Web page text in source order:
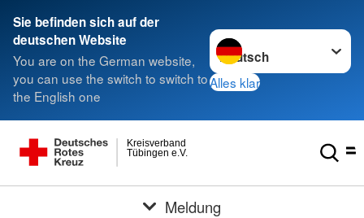
Sie befinden sich auf der
deutschen Website
You are on the German website,
you can use the switch to switch to
the English one
Sprache wechseln zu
Alles klar
Tübingen e.V.
Kreisverband
Meldung